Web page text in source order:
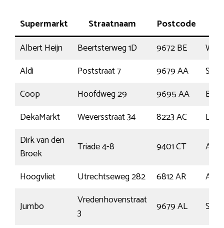
Supermarkt Straatnaam Postcode
Albert Heijn
Beertsterweg 1D 9672 BE
Aldi
Poststraat 7 9679 AA
Coop
Hoofdweg 29 9695 AA
DekaMarkt
Weversstraat 34 8223 AC
Dirk van den
Broek
Triade 4-8 9401 CT
Hoogvliet
Utrechtseweg 282 6812 AR
Jumbo
Vredenhovenstraat
3
9679 AL